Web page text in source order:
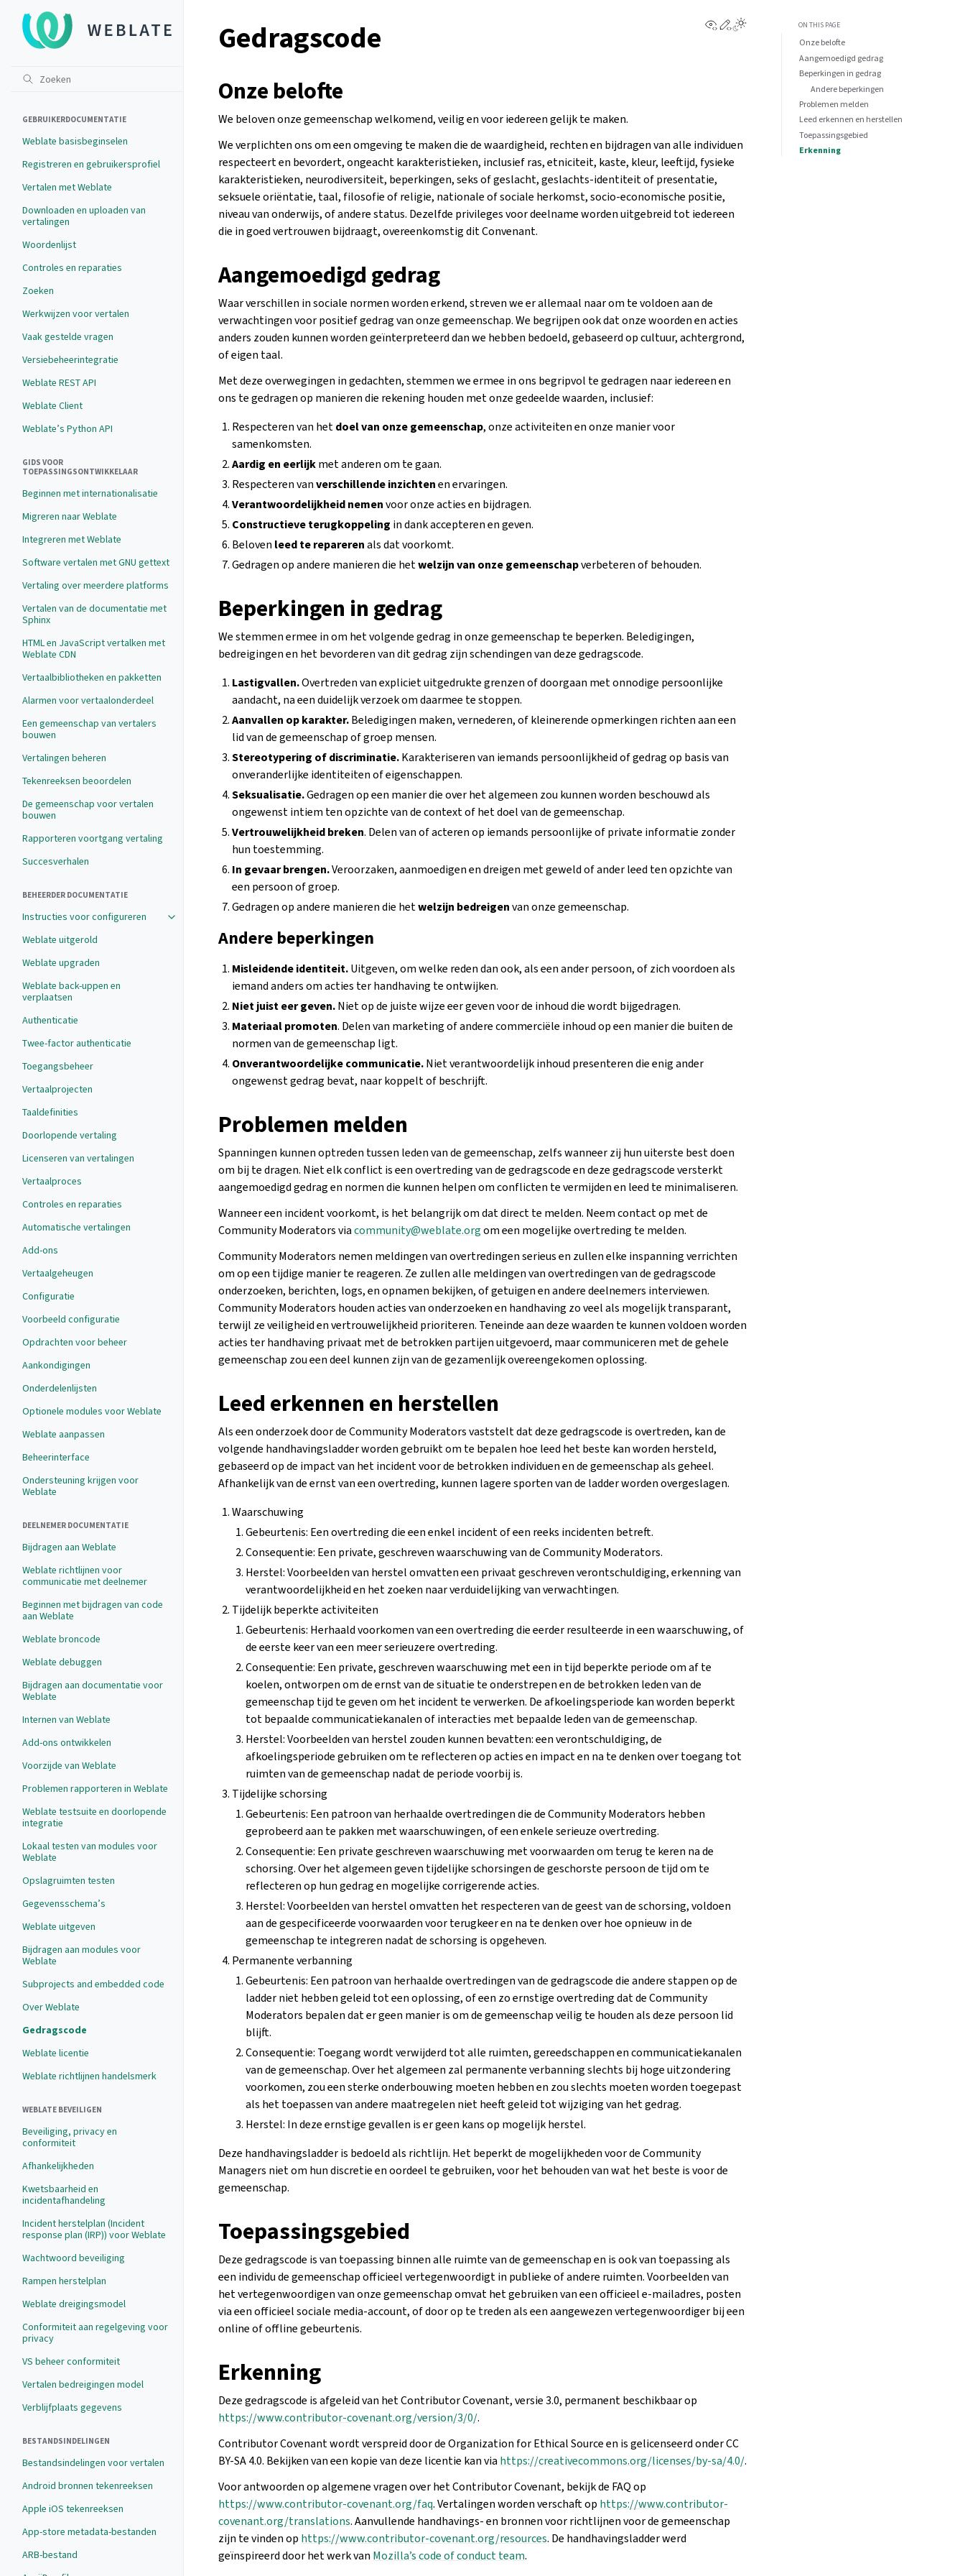
GEBRUIKERDOCUMENTATIE
Weblate basisbeginselen
Registreren en gebruikersprofiel
Vertalen met Weblate
Downloaden en uploaden van
vertalingen
Woordenlijst
Controles en reparaties
Zoeken
Werkwijzen voor vertalen
Vaak gestelde vragen
Versiebeheerintegratie
Weblate REST API
Weblate Client
Weblate’s Python API
GIDS VOOR
TOEPASSINGSONTWIKKELAAR
Beginnen met internationalisatie
Migreren naar Weblate
Integreren met Weblate
Software vertalen met GNU gettext
Vertaling over meerdere platforms
Vertalen van de documentatie met
Sphinx
HTML en JavaScript vertalken met
Weblate CDN
Vertaalbibliotheken en pakketten
Alarmen voor vertaalonderdeel
Een gemeenschap van vertalers
bouwen
Vertalingen beheren
Tekenreeksen beoordelen
De gemeenschap voor vertalen
bouwen
Rapporteren voortgang vertaling
Succesverhalen
BEHEERDER DOCUMENTATIE
Instructies voor configureren
Weblate uitgerold
Weblate upgraden
Weblate back-uppen en
verplaatsen
Authenticatie
Twee-factor authenticatie
Toegangsbeheer
Vertaalprojecten
Taaldefinities
Doorlopende vertaling
Licenseren van vertalingen
Vertaalproces
Controles en reparaties
Automatische vertalingen
Add-ons
Vertaalgeheugen
Configuratie
Voorbeeld configuratie
Opdrachten voor beheer
Aankondigingen
Onderdelenlijsten
Optionele modules voor Weblate
Weblate aanpassen
Beheerinterface
Ondersteuning krijgen voor
Weblate
DEELNEMER DOCUMENTATIE
Bijdragen aan Weblate
Weblate richtlijnen voor
communicatie met deelnemer
Beginnen met bijdragen van code
aan Weblate
Weblate broncode
Weblate debuggen
Bijdragen aan documentatie voor
Weblate
Internen van Weblate
Add-ons ontwikkelen
Voorzijde van Weblate
Problemen rapporteren in Weblate
Weblate testsuite en doorlopende
integratie
Lokaal testen van modules voor
Weblate
Opslagruimten testen
Gegevensschema’s
Weblate uitgeven
Bijdragen aan modules voor
Weblate
Subprojects and embedded code
Over Weblate
Gedragscode
Weblate licentie
Weblate richtlijnen handelsmerk
WEBLATE BEVEILIGEN
Beveiliging, privacy en
conformiteit
Afhankelijkheden
Kwetsbaarheid en
incidentafhandeling
Incident herstelplan (Incident
response plan (IRP)) voor Weblate
Wachtwoord beveiliging
Rampen herstelplan
Weblate dreigingsmodel
Conformiteit aan regelgeving voor
privacy
VS beheer conformiteit
Vertalen bedreigingen model
Verblijfplaats gegevens
BESTANDSINDELINGEN
Bestandsindelingen voor vertalen
Android bronnen tekenreeksen
Apple iOS tekenreeksen
App-store metadata-bestanden
ARB-bestand
View this page
Edit this page
Gedragscode
Onze belofte
We beloven onze gemeenschap welkomend, veilig en voor iedereen gelijk te maken.
We verplichten ons om een omgeving te maken die de waardigheid, rechten en bijdragen van alle individuen
respecteert en bevordert, ongeacht karakteristieken, inclusief ras, etniciteit, kaste, kleur, leeftijd, fysieke
karakteristieken, neurodiversiteit, beperkingen, seks of geslacht, geslachts-identiteit of presentatie,
seksuele oriëntatie, taal, filosofie of religie, nationale of sociale herkomst, socio-economische positie,
niveau van onderwijs, of andere status. Dezelfde privileges voor deelname worden uitgebreid tot iedereen
die in goed vertrouwen bijdraagt, overeenkomstig dit Convenant.
Aangemoedigd gedrag
Waar verschillen in sociale normen worden erkend, streven we er allemaal naar om te voldoen aan de
verwachtingen voor positief gedrag van onze gemeenschap. We begrijpen ook dat onze woorden en acties
anders zouden kunnen worden geïnterpreteerd dan we hebben bedoeld, gebaseerd op cultuur, achtergrond,
of eigen taal.
Met deze overwegingen in gedachten, stemmen we ermee in ons begripvol te gedragen naar iedereen en
ons te gedragen op manieren die rekening houden met onze gedeelde waarden, inclusief:
Respecteren van hetdoel van onze gemeenschap, onze activiteiten en onze manier voor
samenkomsten.
Aardig en eerlijkmet anderen om te gaan.
Respecteren vanverschillende inzichtenen ervaringen.
Verantwoordelijkheid nemenvoor onze acties en bijdragen.
Constructieve terugkoppeling in dank accepteren en geven.
Beloven leed te reparerenals dat voorkomt.
Gedragen op andere manieren die hetwelzijn van onze gemeenschapverbeteren of behouden.
Beperkingen in gedrag
We stemmen ermee in om het volgende gedrag in onze gemeenschap te beperken. Beledigingen,
bedreigingen en het bevorderen van dit gedrag zijn schendingen van deze gedragscode.
Lastigvallen.Overtreden van expliciet uitgedrukte grenzen of doorgaan met onnodige persoonlijke
aandacht, na een duidelijk verzoek om daarmee te stoppen.
Aanvallen op karakter.Beledigingen maken, vernederen, of kleinerende opmerkingen richten aan een
lid van de gemeenschap of groep mensen.
Stereotypering of discriminatie.Karakteriseren van iemands persoonlijkheid of gedrag op basis van
onveranderlijke identiteiten of eigenschappen.
Seksualisatie.Gedragen op een manier die over het algemeen zou kunnen worden beschouwd als
ongewenst intiem ten opzichte van de context of het doel van de gemeenschap.
Vertrouwelijkheid breken. Delen van of acteren op iemands persoonlijke of private informatie zonder
hun toestemming.
In gevaar brengen.Veroorzaken, aanmoedigen en dreigen met geweld of ander leed ten opzichte van
een persoon of groep.
Gedragen op andere manieren die hetwelzijn bedreigenvan onze gemeenschap.
Andere beperkingen
Misleidende identiteit.Uitgeven, om welke reden dan ook, als een ander persoon, of zich voordoen als
iemand anders om acties ter handhaving te ontwijken.
Niet juist eer geven.Niet op de juiste wijze eer geven voor de inhoud die wordt bijgedragen.
Materiaal promoten. Delen van marketing of andere commerciële inhoud op een manier die buiten de
normen van de gemeenschap ligt.
Onverantwoordelijke communicatie.Niet verantwoordelijk inhoud presenteren die enig ander
ongewenst gedrag bevat, naar koppelt of beschrijft.
Problemen melden
Spanningen kunnen optreden tussen leden van de gemeenschap, zelfs wanneer zij hun uiterste best doen
om bij te dragen. Niet elk conflict is een overtreding van de gedragscode en deze gedragscode versterkt
aangemoedigd gedrag en normen die kunnen helpen om conflicten te vermijden en leed te minimaliseren.
Wanneer een incident voorkomt, is het belangrijk om dat direct te melden. Neem contact op met de
Community Moderators viacommunity@weblate.orgom een mogelijke overtreding te melden.
Community Moderators nemen meldingen van overtredingen serieus en zullen elke inspanning verrichten
om op een tijdige manier te reageren. Ze zullen alle meldingen van overtredingen van de gedragscode
onderzoeken, berichten, logs, en opnamen bekijken, of getuigen en andere deelnemers interviewen.
Community Moderators houden acties van onderzoeken en handhaving zo veel als mogelijk transparant,
terwijl ze veiligheid en vertrouwelijkheid prioriteren. Teneinde aan deze waarden te kunnen voldoen worden
acties ter handhaving privaat met de betrokken partijen uitgevoerd, maar communiceren met de gehele
gemeenschap zou een deel kunnen zijn van de gezamenlijk overeengekomen oplossing.
Leed erkennen en herstellen
Als een onderzoek door de Community Moderators vaststelt dat deze gedragscode is overtreden, kan de
volgende handhavingsladder worden gebruikt om te bepalen hoe leed het beste kan worden hersteld,
gebaseerd op de impact van het incident voor de betrokken individuen en de gemeenschap als geheel.
Afhankelijk van de ernst van een overtreding, kunnen lagere sporten van de ladder worden overgeslagen.
Waarschuwing
Gebeurtenis: Een overtreding die een enkel incident of een reeks incidenten betreft.
Consequentie: Een private, geschreven waarschuwing van de Community Moderators.
Herstel: Voorbeelden van herstel omvatten een privaat geschreven verontschuldiging, erkenning van
verantwoordelijkheid en het zoeken naar verduidelijking van verwachtingen.
Tijdelijk beperkte activiteiten
Gebeurtenis: Herhaald voorkomen van een overtreding die eerder resulteerde in een waarschuwing, of
de eerste keer van een meer serieuzere overtreding.
Consequentie: Een private, geschreven waarschuwing met een in tijd beperkte periode om af te
koelen, ontworpen om de ernst van de situatie te onderstrepen en de betrokken leden van de
gemeenschap tijd te geven om het incident te verwerken. De afkoelingsperiode kan worden beperkt
tot bepaalde communicatiekanalen of interacties met bepaalde leden van de gemeenschap.
Herstel: Voorbeelden van herstel zouden kunnen bevatten: een verontschuldiging, de
afkoelingsperiode gebruiken om te reflecteren op acties en impact en na te denken over toegang tot
ruimten van de gemeenschap nadat de periode voorbij is.
Tijdelijke schorsing
Gebeurtenis: Een patroon van herhaalde overtredingen die de Community Moderators hebben
geprobeerd aan te pakken met waarschuwingen, of een enkele serieuze overtreding.
Consequentie: Een private geschreven waarschuwing met voorwaarden om terug te keren na de
schorsing. Over het algemeen geven tijdelijke schorsingen de geschorste persoon de tijd om te
reflecteren op hun gedrag en mogelijke corrigerende acties.
Herstel: Voorbeelden van herstel omvatten het respecteren van de geest van de schorsing, voldoen
aan de gespecificeerde voorwaarden voor terugkeer en na te denken over hoe opnieuw in de
gemeenschap te integreren nadat de schorsing is opgeheven.
Permanente verbanning
Gebeurtenis: Een patroon van herhaalde overtredingen van de gedragscode die andere stappen op de
ladder niet hebben geleid tot een oplossing, of een zo ernstige overtreding dat de Community
Moderators bepalen dat er geen manier is om de gemeenschap veilig te houden als deze persoon lid
blijft.
Consequentie: Toegang wordt verwijderd tot alle ruimten, gereedschappen en communicatiekanalen
van de gemeenschap. Over het algemeen zal permanente verbanning slechts bij hoge uitzondering
voorkomen, zou een sterke onderbouwing moeten hebben en zou slechts moeten worden toegepast
als het toepassen van andere maatregelen niet heeft geleid tot wijziging van het gedrag.
Herstel: In deze ernstige gevallen is er geen kans op mogelijk herstel.
Deze handhavingsladder is bedoeld als richtlijn. Het beperkt de mogelijkheden voor de Community
Managers niet om hun discretie en oordeel te gebruiken, voor het behouden van wat het beste is voor de
gemeenschap.
Toepassingsgebied
Deze gedragscode is van toepassing binnen alle ruimte van de gemeenschap en is ook van toepassing als
een individu de gemeenschap officieel vertegenwoordigt in publieke of andere ruimten. Voorbeelden van
het vertegenwoordigen van onze gemeenschap omvat het gebruiken van een officieel e-mailadres, posten
via een officieel sociale media-account, of door op te treden als een aangewezen vertegenwoordiger bij een
online of offline gebeurtenis.
Erkenning
Deze gedragscode is afgeleid van het Contributor Covenant, versie 3.0, permanent beschikbaar op
https://www.contributor-covenant.org/version/3/0/.
Contributor Covenant wordt verspreid door de Organization for Ethical Source en is gelicenseerd onder CC
BY-SA 4.0. Bekijken van een kopie van deze licentie kan via https://creativecommons.org/licenses/by-sa/4.0/.
Voor antwoorden op algemene vragen over het Contributor Covenant, bekijk de FAQ op
https://www.contributor-covenant.org/faq. Vertalingen worden verschaft op https://www.contributor-
covenant.org/translations. Aanvullende handhavings- en bronnen voor richtlijnen voor de gemeenschap
zijn te vinden op https://www.contributor-covenant.org/resources. De handhavingsladder werd
geïnspireerd door het werk van Mozilla’s code of conduct team.
ON THIS PAGE
Onze belofte
Aangemoedigd gedrag
Beperkingen in gedrag
Andere beperkingen
Problemen melden
Leed erkennen en herstellen
Toepassingsgebied
Erkenning